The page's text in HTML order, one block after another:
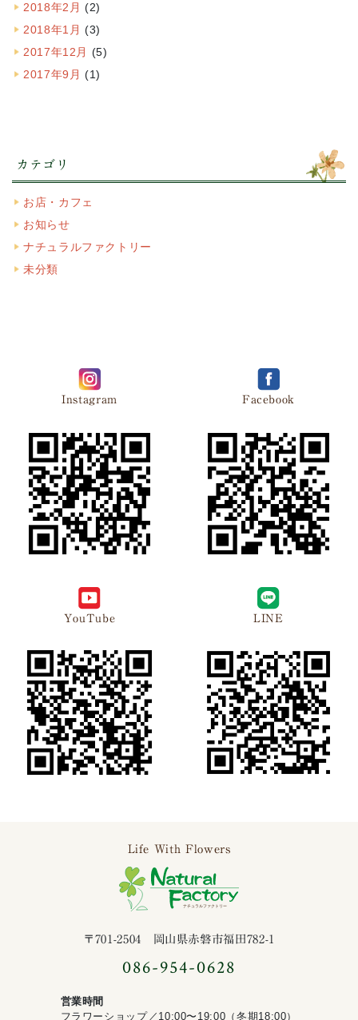
2018年2月 (2)
2018年1月 (3)
2017年12月 (5)
2017年9月 (1)
カテゴリ
お店・カフェ
お知らせ
ナチュラルファクトリー
未分類
Instagram Facebook
YouTube LINE
Life With Flowers
ナチュラルフ
〒701-2504 岡山県赤磐市福田782-1
086-954-0628
営業時間
フラワーショップ／10:00〜19:00（冬期18:00）